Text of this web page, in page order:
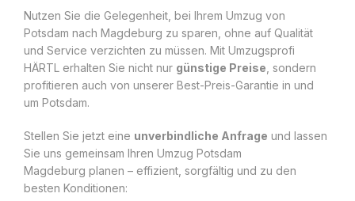
Nutzen Sie die Gelegenheit, bei Ihrem Umzug von
Potsdam nach Magdeburg zu sparen, ohne auf Qualität
und Service verzichten zu müssen. Mit Umzugsprofi
HÄRTL erhalten Sie nicht nur günstige Preise , sondern
profitieren auch von unserer Best-Preis-Garantie in und
um Potsdam.
Stellen Sie jetzt eine unverbindliche Anfrage und lassen
Sie uns gemeinsam Ihren Umzug Potsdam
Magdeburg planen – effizient, sorgfältig und zu den
besten Konditionen: